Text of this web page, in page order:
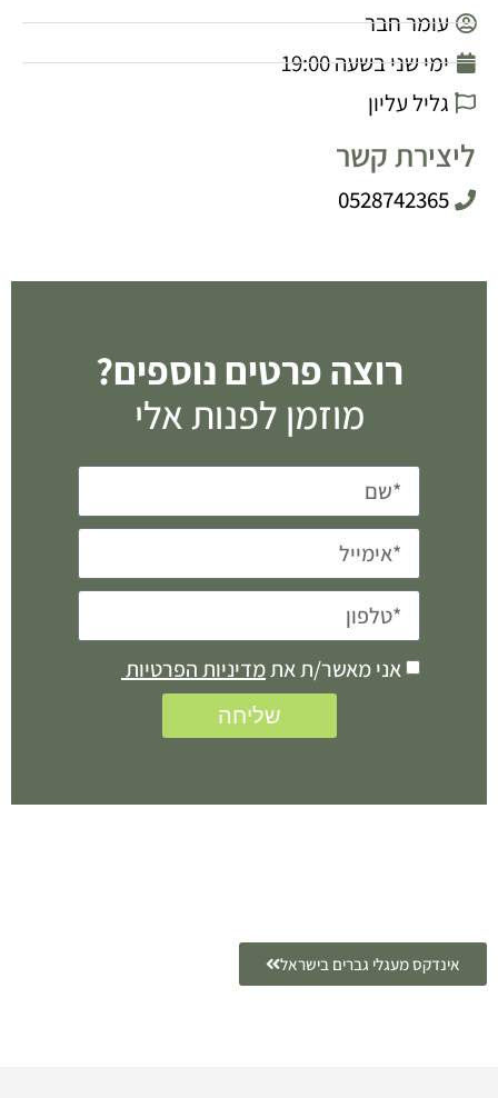
עומר חבר
ימי שני בשעה 19:00
גליל עליון
ליצירת קשר
0528742365
רוצה פרטים נוספים?
מוזמן לפנות אלי
אני מאשר/ת אתמדיניות הפרטיות
שליחה
אינדקס מעגלי גברים בישראל